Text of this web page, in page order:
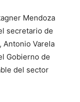
Mendoza
secretario de
Antonio Varela
Gobierno de
del sector